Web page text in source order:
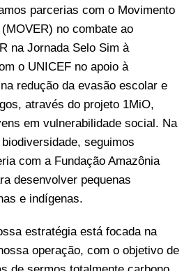
parcerias com o Movimento
no combate ao
na Jornada Selo Sim à
o UNICEF no apoio à
redução da evasão escolar e
através do projeto 1MiO,
em vulnerabilidade social. Na
seguimos
com a Fundação Amazônia
desenvolver pequenas
e indígenas.
estratégia está focada na
operação, com o objetivo de